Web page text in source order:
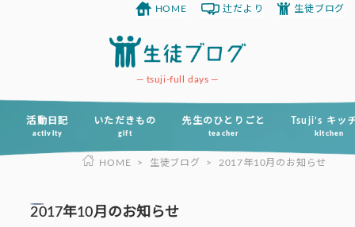
ツ
tsuji-full days
活動日記
activity
いただきもの
gift
先生のひとりごと
teacher
Tsuji’s キッ
kitchen
HOME 辻だより 生徒ブログ
HOME > 生徒ブログ > 2017年10月のお知らせ
2017年10月のお知らせ